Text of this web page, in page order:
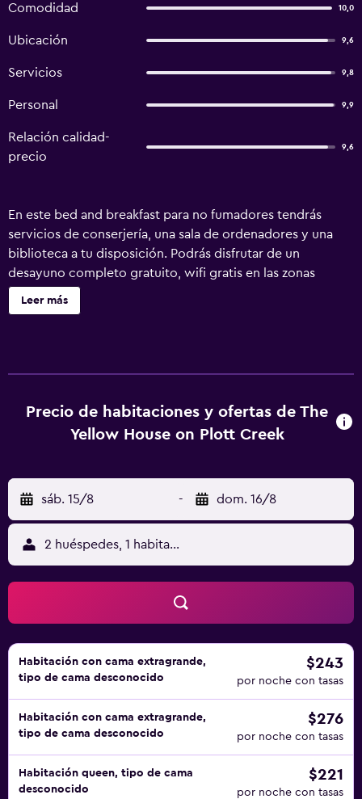
Comodidad 10,0
Ubicación 9,6
Servicios 9,8
Personal 9,9
Relación calidad-
precio
9,6
En este bed and breakfast para no fumadores tendrás
servicios de conserjería, una sala de ordenadores y una
biblioteca a tu disposición. Podrás disfrutar de un
desayuno completo gratuito, wifi gratis en las zonas
comunes y aparcamiento gratuito. También encontrarás
asistencia turística y para la compra de entradas, servicio
breakfast en Waynesville ofrece acceso a Internet wifi
gratis. Los baños están equipados con ducha, albornoces
ofrece servicio de limpieza todos los días. Se pueden
practicar las actividades de ocio y esparcimiento que se
indican más abajo en las instalaciones o cerca del
alojamiento (es posible que se aplique un recargo).
Leer más
Precio de habitaciones y ofertas de The
Yellow House on Plott Creek
sáb. 15/8 - dom. 16/8
2 huéspedes, 1 habitación
Habitación con cama extragrande,
tipo de cama desconocido
$243
por noche con tasas
Habitación con cama extragrande,
tipo de cama desconocido
$276
por noche con tasas
Habitación queen, tipo de cama
desconocido
$221
por noche con tasas